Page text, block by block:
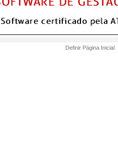
Definir Página Inicial